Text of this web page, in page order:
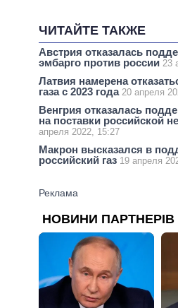
ЧИТАЙТЕ ТАКЖЕ
Австрия отказалась
эмбарго против россии 23
Латвия намерена
газа с 2023 года 20 апреля
Венгрия отказалась
на поставки российской
апреля 2022, 15:27
Макрон высказался в
российский газ 19 апреля